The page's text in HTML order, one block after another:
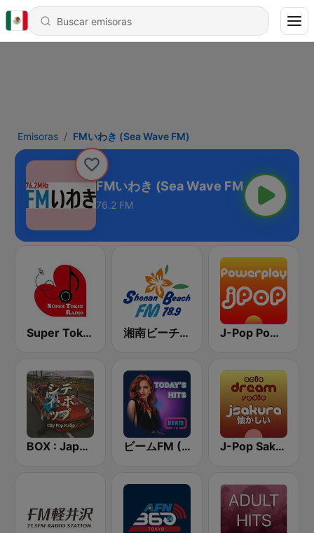
Emisoras FMいわき (Sea Wave FM)
FMいわき (Sea Wave FM)
76.2 FM
Super Tokio Radio 湘南ビーチFM (Shonan Beach FM) J-Pop Powerplay
BOX : Japan City Pop -日本のシティポップ ビームFM (Beam FM) J-Pop Sakura 懐かしい